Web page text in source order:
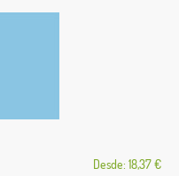
Desde: 18,37 €